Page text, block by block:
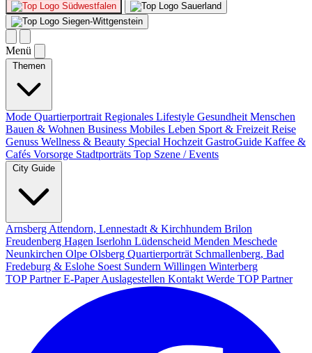
Südwestfalen
Sauerland
Siegen-Wittgenstein
Menü
Themen
Mode Quartierportrait Regionales Lifestyle Gesundheit Menschen
Bauen & Wohnen Business Mobiles Leben Sport & Freizeit Reise
Genuss Wellness & Beauty Special Hochzeit GastroGuide Kaffee &
Cafés Vorsorge Stadtporträts Top Szene / Events
City Guide
Arnsberg Attendorn, Lennestadt & Kirchhundem Brilon
Freudenberg Hagen Iserlohn Lüdenscheid Menden Meschede
Neunkirchen Olpe Olsberg Quartierporträt Schmallenberg, Bad
Fredeburg & Eslohe Soest Sundern Willingen Winterberg
TOP PartnerE-PaperAuslagestellen Kontakt Werde TOP Partner